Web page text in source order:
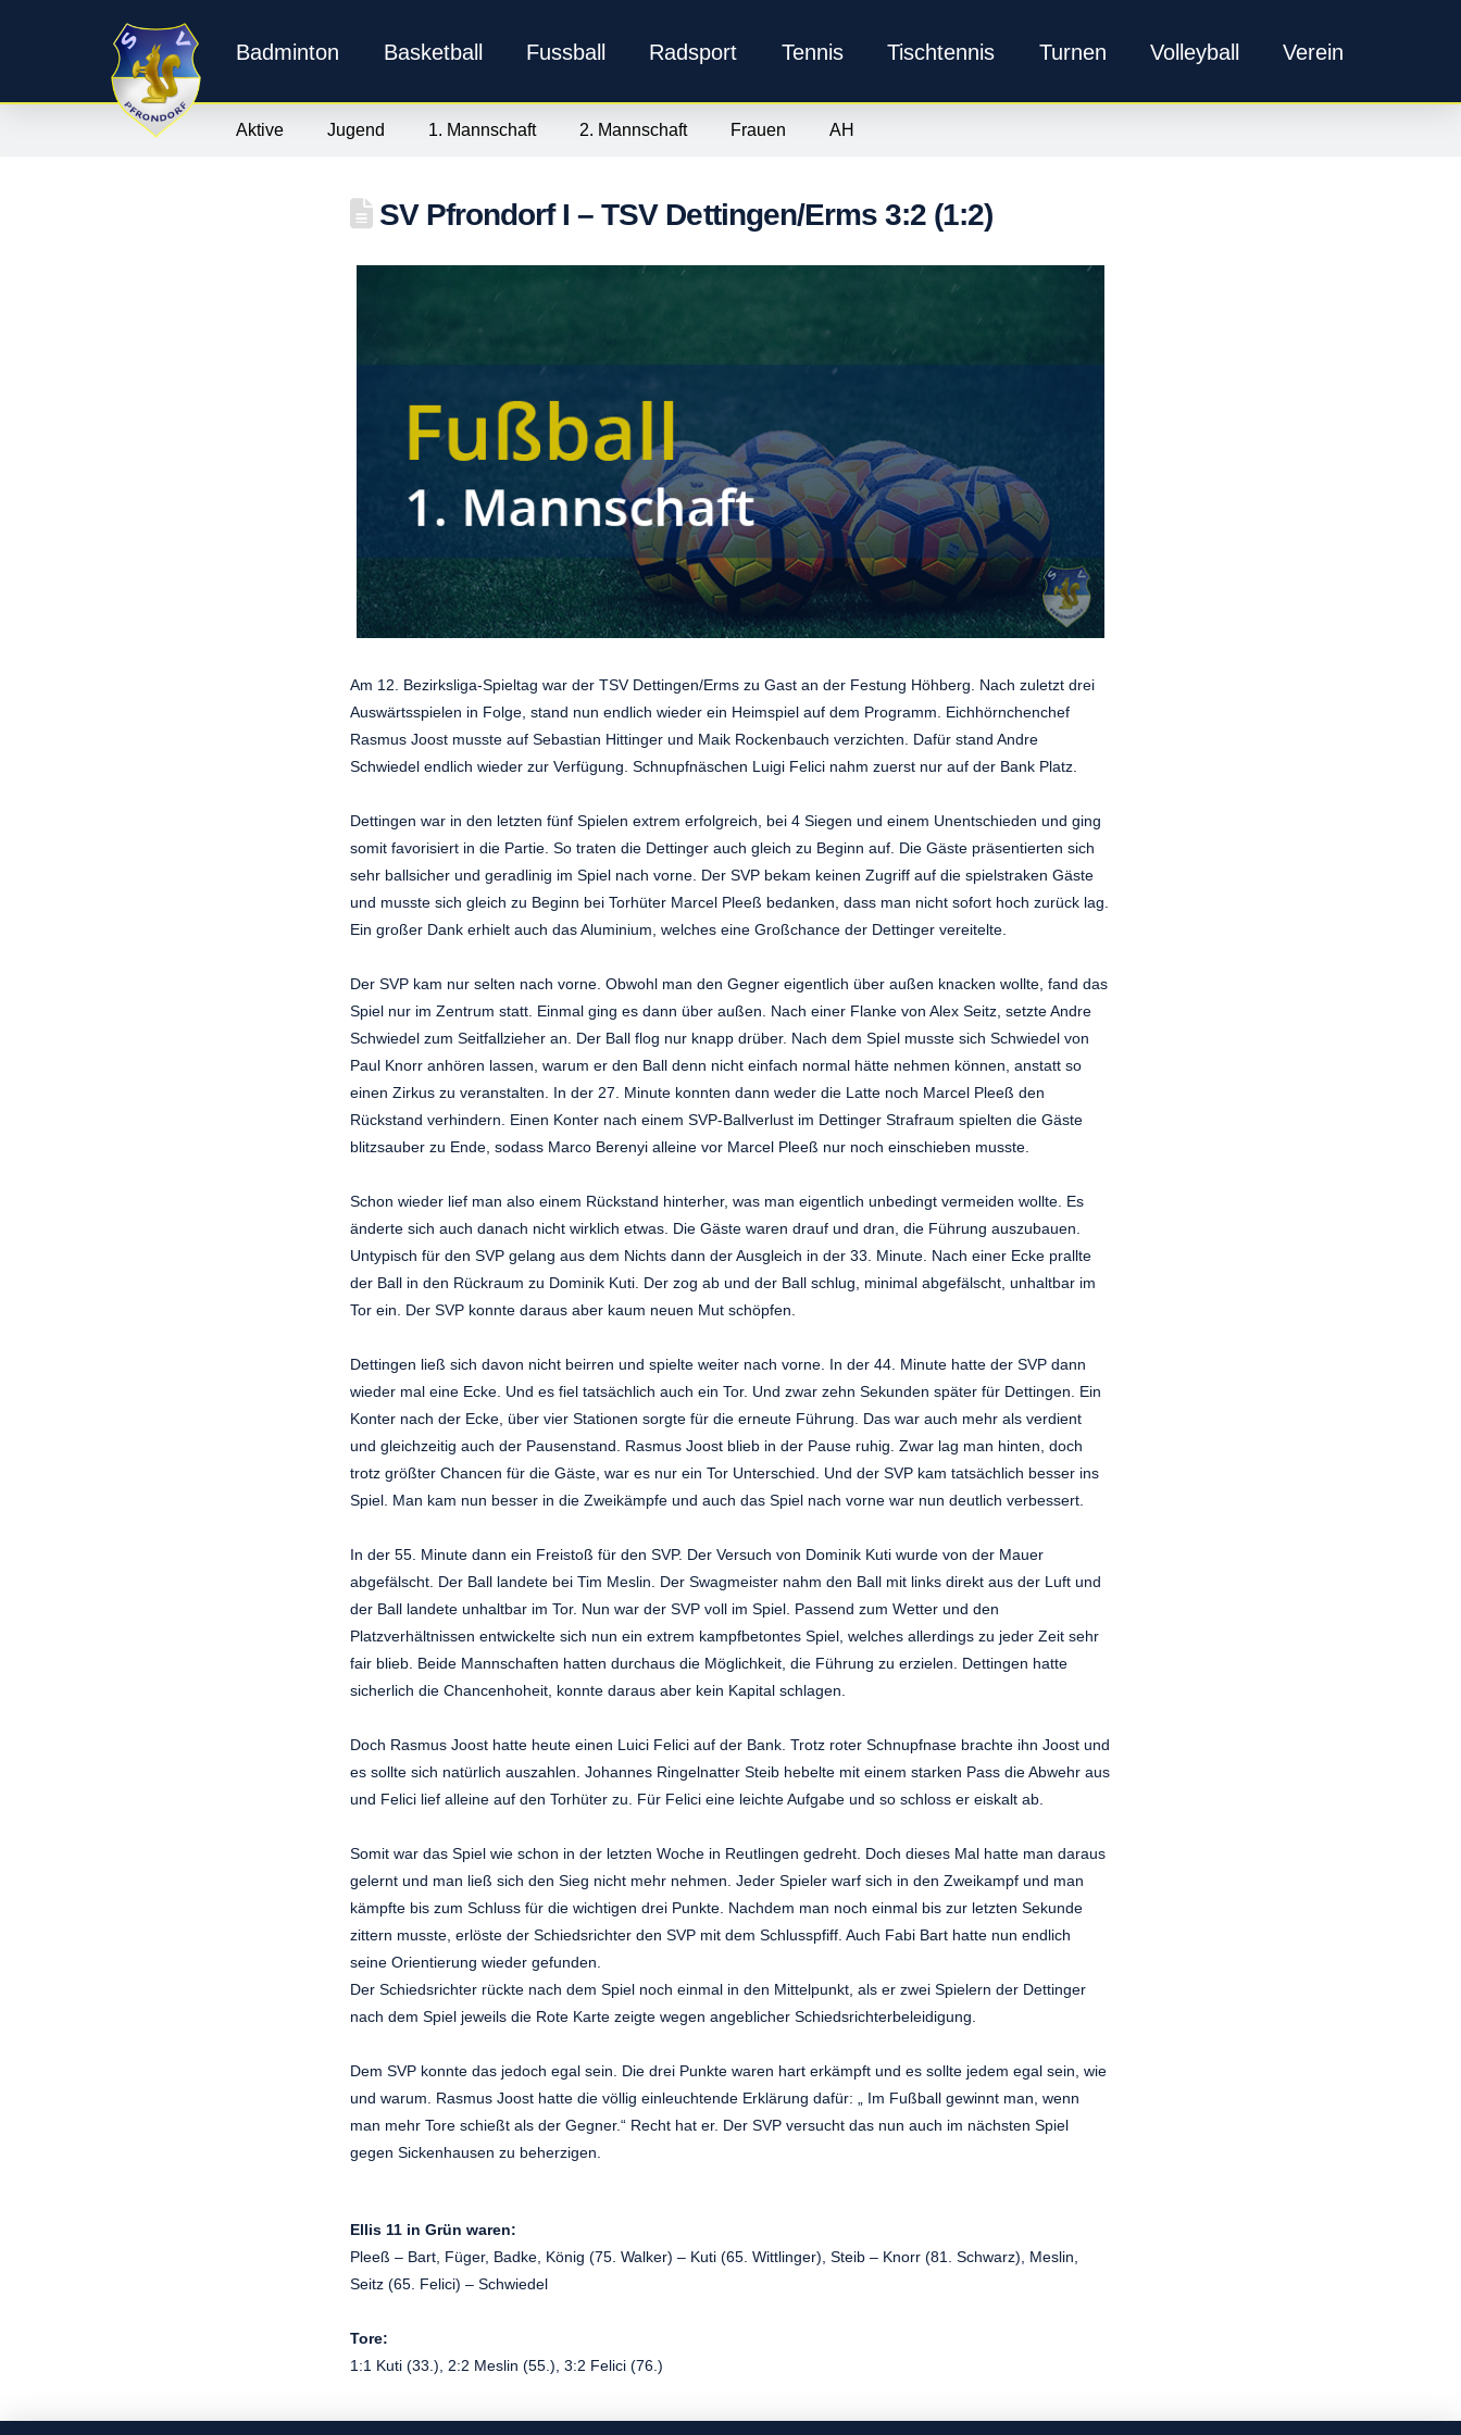
Badminton Basketball Fussball Radsport Tennis Tischtennis Turnen Volleyball Verein
Aktive Jugend 1. Mannschaft 2. Mannschaft Frauen AH
SV Pfrondorf I – TSV Dettingen/Erms 3:2 (1:2)
Am 12. Bezirksliga-Spieltag war der TSV Dettingen/Erms zu Gast an der Festung Höhberg. Nach zuletzt drei
Auswärtsspielen in Folge, stand nun endlich wieder ein Heimspiel auf dem Programm. Eichhörnchenchef
Rasmus Joost musste auf Sebastian Hittinger und Maik Rockenbauch verzichten. Dafür stand Andre
Schwiedel endlich wieder zur Verfügung. Schnupfnäschen Luigi Felici nahm zuerst nur auf der Bank Platz.
Dettingen war in den letzten fünf Spielen extrem erfolgreich, bei 4 Siegen und einem Unentschieden und ging
somit favorisiert in die Partie. So traten die Dettinger auch gleich zu Beginn auf. Die Gäste präsentierten sich
sehr ballsicher und geradlinig im Spiel nach vorne. Der SVP bekam keinen Zugriff auf die spielstraken Gäste
und musste sich gleich zu Beginn bei Torhüter Marcel Pleeß bedanken, dass man nicht sofort hoch zurück lag.
Ein großer Dank erhielt auch das Aluminium, welches eine Großchance der Dettinger vereitelte.
Der SVP kam nur selten nach vorne. Obwohl man den Gegner eigentlich über außen knacken wollte, fand das
Spiel nur im Zentrum statt. Einmal ging es dann über außen. Nach einer Flanke von Alex Seitz, setzte Andre
Schwiedel zum Seitfallzieher an. Der Ball flog nur knapp drüber. Nach dem Spiel musste sich Schwiedel von
Paul Knorr anhören lassen, warum er den Ball denn nicht einfach normal hätte nehmen können, anstatt so
einen Zirkus zu veranstalten. In der 27. Minute konnten dann weder die Latte noch Marcel Pleeß den
Rückstand verhindern. Einen Konter nach einem SVP-Ballverlust im Dettinger Strafraum spielten die Gäste
blitzsauber zu Ende, sodass Marco Berenyi alleine vor Marcel Pleeß nur noch einschieben musste.
Schon wieder lief man also einem Rückstand hinterher, was man eigentlich unbedingt vermeiden wollte. Es
änderte sich auch danach nicht wirklich etwas. Die Gäste waren drauf und dran, die Führung auszubauen.
Untypisch für den SVP gelang aus dem Nichts dann der Ausgleich in der 33. Minute. Nach einer Ecke prallte
der Ball in den Rückraum zu Dominik Kuti. Der zog ab und der Ball schlug, minimal abgefälscht, unhaltbar im
Tor ein. Der SVP konnte daraus aber kaum neuen Mut schöpfen.
Dettingen ließ sich davon nicht beirren und spielte weiter nach vorne. In der 44. Minute hatte der SVP dann
wieder mal eine Ecke. Und es fiel tatsächlich auch ein Tor. Und zwar zehn Sekunden später für Dettingen. Ein
Konter nach der Ecke, über vier Stationen sorgte für die erneute Führung. Das war auch mehr als verdient
und gleichzeitig auch der Pausenstand. Rasmus Joost blieb in der Pause ruhig. Zwar lag man hinten, doch
trotz größter Chancen für die Gäste, war es nur ein Tor Unterschied. Und der SVP kam tatsächlich besser ins
Spiel. Man kam nun besser in die Zweikämpfe und auch das Spiel nach vorne war nun deutlich verbessert.
In der 55. Minute dann ein Freistoß für den SVP. Der Versuch von Dominik Kuti wurde von der Mauer
abgefälscht. Der Ball landete bei Tim Meslin. Der Swagmeister nahm den Ball mit links direkt aus der Luft und
der Ball landete unhaltbar im Tor. Nun war der SVP voll im Spiel. Passend zum Wetter und den
Platzverhältnissen entwickelte sich nun ein extrem kampfbetontes Spiel, welches allerdings zu jeder Zeit sehr
fair blieb. Beide Mannschaften hatten durchaus die Möglichkeit, die Führung zu erzielen. Dettingen hatte
sicherlich die Chancenhoheit, konnte daraus aber kein Kapital schlagen.
Doch Rasmus Joost hatte heute einen Luici Felici auf der Bank. Trotz roter Schnupfnase brachte ihn Joost und
es sollte sich natürlich auszahlen. Johannes Ringelnatter Steib hebelte mit einem starken Pass die Abwehr aus
und Felici lief alleine auf den Torhüter zu. Für Felici eine leichte Aufgabe und so schloss er eiskalt ab.
Somit war das Spiel wie schon in der letzten Woche in Reutlingen gedreht. Doch dieses Mal hatte man daraus
gelernt und man ließ sich den Sieg nicht mehr nehmen. Jeder Spieler warf sich in den Zweikampf und man
kämpfte bis zum Schluss für die wichtigen drei Punkte. Nachdem man noch einmal bis zur letzten Sekunde
zittern musste, erlöste der Schiedsrichter den SVP mit dem Schlusspfiff. Auch Fabi Bart hatte nun endlich
seine Orientierung wieder gefunden.
Der Schiedsrichter rückte nach dem Spiel noch einmal in den Mittelpunkt, als er zwei Spielern der Dettinger
nach dem Spiel jeweils die Rote Karte zeigte wegen angeblicher Schiedsrichterbeleidigung.
Dem SVP konnte das jedoch egal sein. Die drei Punkte waren hart erkämpft und es sollte jedem egal sein, wie
und warum. Rasmus Joost hatte die völlig einleuchtende Erklärung dafür: „ Im Fußball gewinnt man, wenn
man mehr Tore schießt als der Gegner.“ Recht hat er. Der SVP versucht das nun auch im nächsten Spiel
gegen Sickenhausen zu beherzigen.
Ellis 11 in Grün waren:
Pleeß – Bart, Füger, Badke, König (75. Walker) – Kuti (65. Wittlinger), Steib – Knorr (81. Schwarz), Meslin,
Seitz (65. Felici) – Schwiedel
Tore:
1:1 Kuti (33.), 2:2 Meslin (55.), 3:2 Felici (76.)